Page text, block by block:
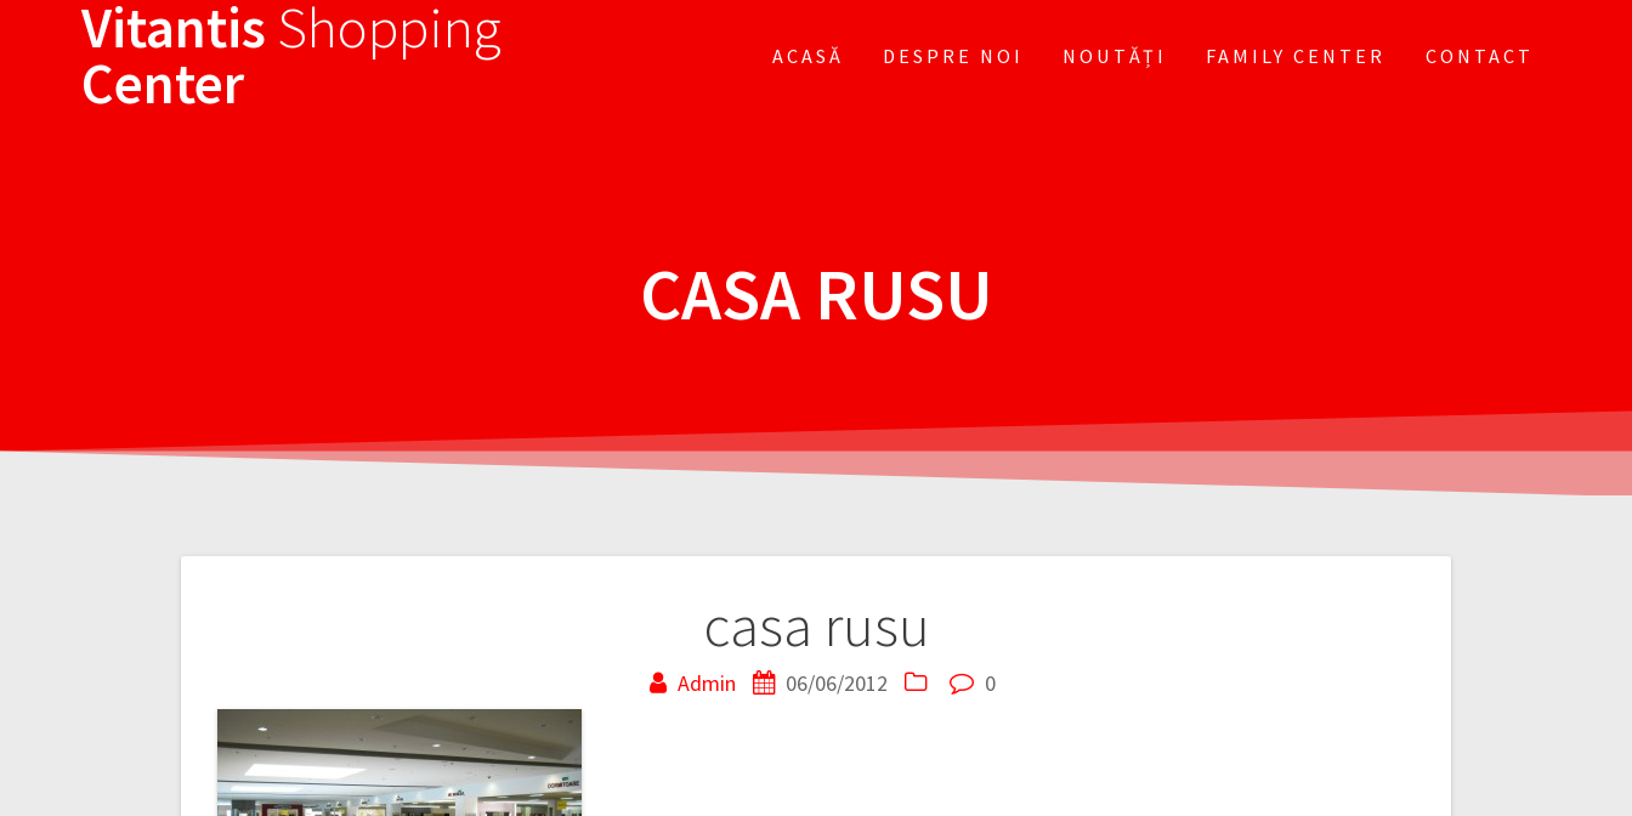
Vitantis Shopping
Center ACASĂ DESPRE NOI NOUTĂȚI FAMILY CENTER CONTACT
CASA RUSU
casa rusu
Admin 06/06/2012 0
articole